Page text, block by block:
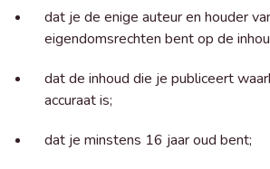
dat je de enige auteur en houder
eigendomsrechten bent op de
dat de inhoud die je publiceert
accuraat is;
dat je minstens 16 jaar oud bent;